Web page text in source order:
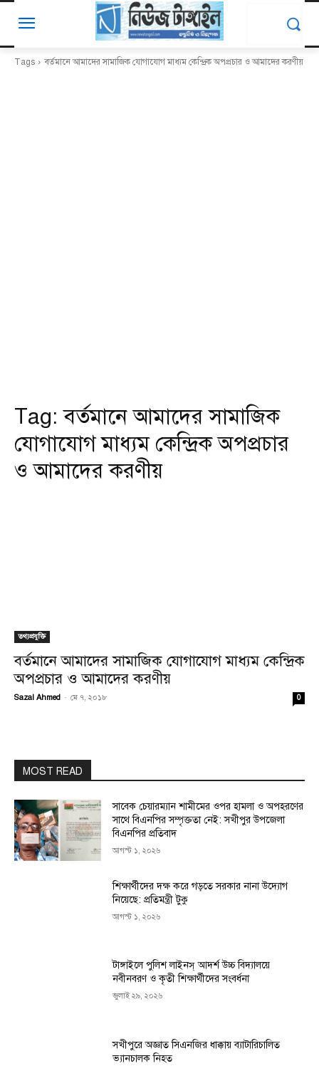
Tags বর্তমানে আমাদের সামাজিক যোগাযোগ মাধ্যম কেন্দ্রিক অপপ্রচার ও আমাদের করণীয়
Tag:বর্তমানে আমাদের সামাজিক
যোগাযোগ মাধ্যম কেন্দ্রিক অপপ্রচার
ও আমাদের করণীয়
তথ্যপ্রযুক্তি
বর্তমানে আমাদের সামাজিক যোগাযোগ মাধ্যম কেন্দ্রিক
অপপ্রচার ও আমাদের করণীয়
Sazal Ahmed - মে ৭, ২০১৮ 0
MOST READ
সাবেক চেয়ারম্যান শামীমের ওপর হামলা ও অপহরণের
সাথে বিএনপির সম্পৃক্ততা নেই: সখীপুর উপজেলা
বিএনপির প্রতিবাদ
আগস্ট ১, ২০২৬
শিক্ষার্থীদের দক্ষ করে গড়তে সরকার নানা উদ্যোগ
নিয়েছে: প্রতিমন্ত্রী টুকু
আগস্ট ১, ২০২৬
টাঙ্গাইলে পুলিশ লাইনস্ আদর্শ উচ্চ বিদ্যালয়ে
নবীনবরণ ও কৃতী শিক্ষার্থীদের সংবর্ধনা
জুলাই ২৯, ২০২৬
সখীপুরে অজ্ঞাত সিএনজির ধাক্কায় ব্যাটারিচালিত
ভ্যানচালক নিহত